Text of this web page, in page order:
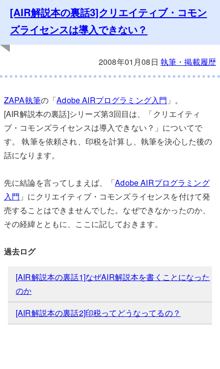
[AIR解説本の裏話3]クリエイティブ・コモン
ズライセンスは導入できない？
2008年01月08日 執筆・掲載履歴
ZAPA執筆の「Adobe AIRプログラミング入門 」。
[AIR解説本の裏話]シリーズ第3回目は、「クリエイティ
ブ・コモンズライセンスは導入できない？」についてで
す。 執筆を依頼され、印税を計算し、執筆を決心した後の
話になります。
先に結論を言ってしまえば、「Adobe AIRプログラミング
入門 」にクリエイティブ・コモンズライセンスを付けて発
売することはできませんでした。なぜできなかったのか、
その経緯とともに、ここに記しておきます。
過去ログ
[AIR解説本の裏話1]なぜAIR解説本を書くことになった
のか
[AIR解説本の裏話2]印税ってどうなってるの？